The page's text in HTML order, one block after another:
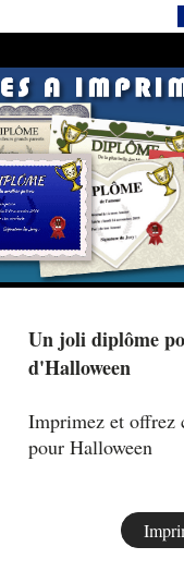
Un joli diplôme
d'Halloween
Imprimez et offrez
pour Halloween